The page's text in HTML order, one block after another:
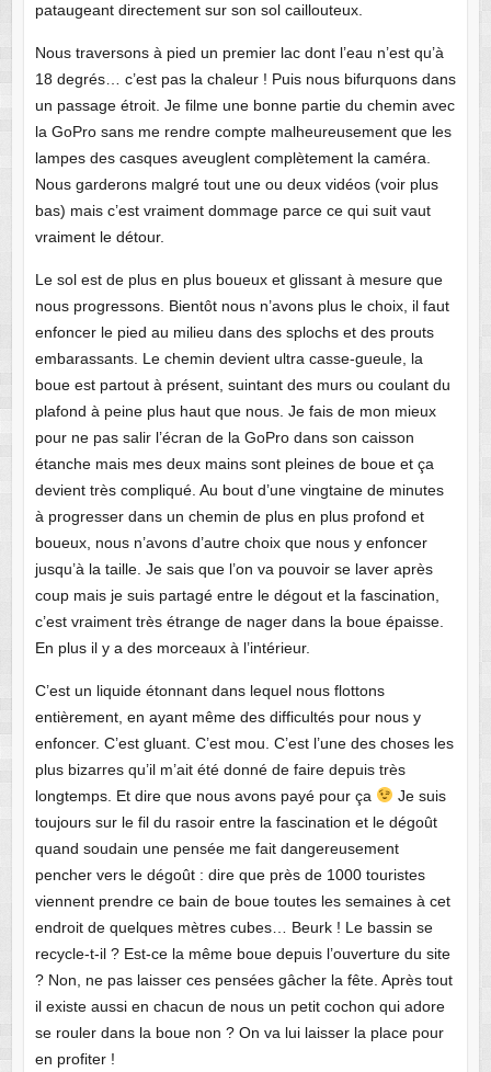
pataugeant directement sur son sol caillouteux.
Nous traversons à pied un premier lac dont l’eau n’est qu’à
18 degrés… c’est pas la chaleur ! Puis nous bifurquons dans
un passage étroit. Je filme une bonne partie du chemin avec
la GoPro sans me rendre compte malheureusement que les
lampes des casques aveuglent complètement la caméra.
Nous garderons malgré tout une ou deux vidéos (voir plus
bas) mais c’est vraiment dommage parce ce qui suit vaut
vraiment le détour.
Le sol est de plus en plus boueux et glissant à mesure que
nous progressons. Bientôt nous n’avons plus le choix, il faut
enfoncer le pied au milieu dans des splochs et des prouts
embarassants. Le chemin devient ultra casse-gueule, la
boue est partout à présent, suintant des murs ou coulant du
plafond à peine plus haut que nous. Je fais de mon mieux
pour ne pas salir l’écran de la GoPro dans son caisson
étanche mais mes deux mains sont pleines de boue et ça
devient très compliqué. Au bout d’une vingtaine de minutes
à progresser dans un chemin de plus en plus profond et
boueux, nous n’avons d’autre choix que nous y enfoncer
jusqu’à la taille. Je sais que l’on va pouvoir se laver après
coup mais je suis partagé entre le dégout et la fascination,
c’est vraiment très étrange de nager dans la boue épaisse.
En plus il y a des morceaux à l’intérieur.
C’est un liquide étonnant dans lequel nous flottons
entièrement, en ayant même des difficultés pour nous y
enfoncer. C’est gluant. C’est mou. C’est l’une des choses les
plus bizarres qu’il m’ait été donné de faire depuis très
longtemps. Et dire que nous avons payé pour ça
Je suis
toujours sur le fil du rasoir entre la fascination et le dégoût
quand soudain une pensée me fait dangereusement
pencher vers le dégoût : dire que près de 1000 touristes
viennent prendre ce bain de boue toutes les semaines à cet
endroit de quelques mètres cubes… Beurk ! Le bassin se
recycle-t-il ? Est-ce la même boue depuis l’ouverture du site
? Non, ne pas laisser ces pensées gâcher la fête. Après tout
il existe aussi en chacun de nous un petit cochon qui adore
se rouler dans la boue non ? On va lui laisser la place pour
en profiter !